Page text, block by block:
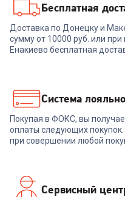
Клавиатура LOGITECH
Keys графитовый USB
беспроводная BT/Radio slim
7 999₽
В корзину
Бесплатная
Доставка по Донецку и
сумму от 10000 руб. или при
Енакиево бесплатная
Система
Покупая в ФОКС, вы
оплаты следующих
при совершении любой
Сервисный